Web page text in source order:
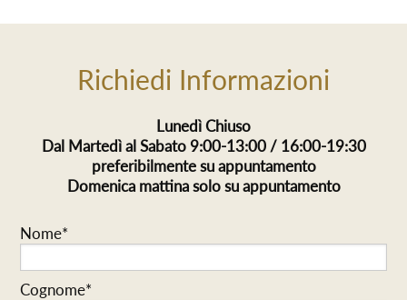
Richiedi Informazioni
Lunedì Chiuso
Dal Martedì al Sabato 9:00-13:00 / 16:00-19:30
preferibilmente su appuntamento
Domenica mattina solo su appuntamento
Nome*
Cognome*